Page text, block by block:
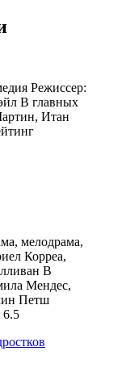
Режиссер:
В главных
Итан
мелодрама,
Корреа,
В
Мендес,
Петш